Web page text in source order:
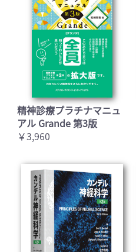
精神診療プラチナマニュ
アル Grande 第3版
￥3,960